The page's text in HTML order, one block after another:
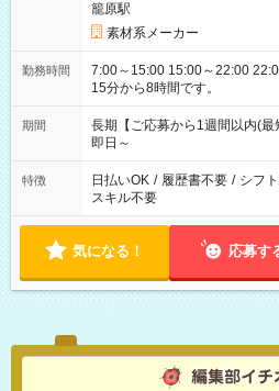
籠原駅
素材系メーカー
勤務時間
7:00～15:00 15:00～22:00 22:00～7:00 ※表記の
15分から8時間です。
期間
長期【ご応募から1週間以内(最
即日～
特徴 日払いOK / 履歴書不要 / シフ
スキル不要
気になる！ 応募す